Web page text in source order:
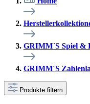
GRIMM´S Spiel &
GRIMM´S
Produkte filtern